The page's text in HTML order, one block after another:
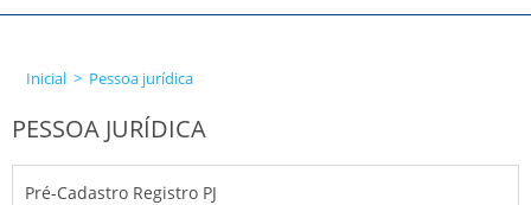
Inicial > Pessoa jurídica
PESSOA JURÍDICA
Pré-Cadastro Registro PJ